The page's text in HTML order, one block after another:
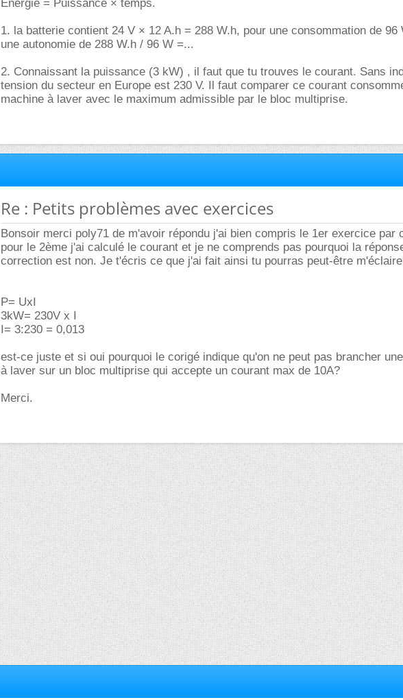
Energie = Puissance × temps.
1. la batterie contient 24 V × 12 A.h = 288 W.h, pour une consommation de 96
une autonomie de 288 W.h / 96 W =...
2. Connaissant la puissance (3 kW) , il faut que tu trouves le courant. Sans
tension du secteur en Europe est 230 V. Il faut comparer ce courant
machine à laver avec le maximum admissible par le bloc multiprise.
Re : Petits problèmes avec exercices
Bonsoir merci poly71 de m'avoir répondu j'ai bien compris le 1er exercice par
pour le 2ème j'ai calculé le courant et je ne comprends pas pourquoi la
correction est non. Je t'écris ce que j'ai fait ainsi tu pourras peut-être
P= UxI
3kW= 230V x I
I= 3:230 = 0,013
est-ce juste et si oui pourquoi le corigé indique qu'on ne peut pas brancher
à laver sur un bloc multiprise qui accepte un courant max de 10A?
Merci.